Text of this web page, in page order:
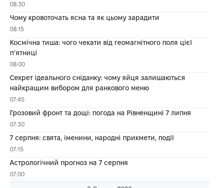
08:30
Чому кровоточать ясна та як цьому зарадити
08:15
Космічна тиша: чого чекати від геомагнітного поля цієї
п’ятниці
08:00
Секрет ідеального сніданку: чому яйця залишаються
найкращим вибором для ранкового меню
07:45
Грозовий фронт та дощі: погода на Рівненщині 7 липня
07:30
7 серпня: свята, іменини, народні прикмети, події
07:15
Астрологічний прогноз на 7 серпня
07:00